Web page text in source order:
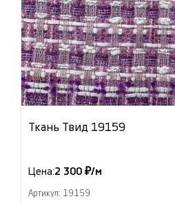
Ткань Твид 19159
Цена:2 300 ₽/м
Артикул: 19159